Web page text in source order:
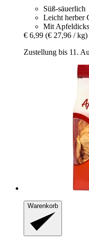
Süß-säuerlich
Leicht herber
Mit
€ 6,99 (€ 27,96 / kg)
Zustellung bis 11.
Warenkorb